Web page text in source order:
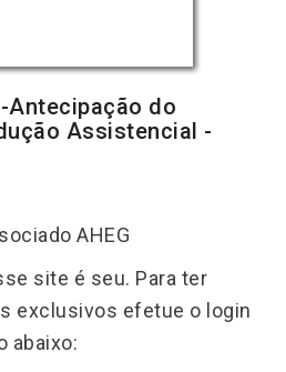
Antecipação do
Assistencial -
AHEG
site é seu. Para ter
exclusivos efetue o login
abaixo: